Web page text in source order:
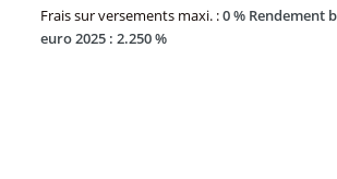
Frais sur versements maxi. :0 % Rendement
euro 2025 : 2.250 %